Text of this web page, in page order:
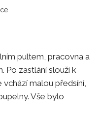
pultem, pracovna a
Po zastlání slouží k
vchází malou předsíní,
Vše bylo